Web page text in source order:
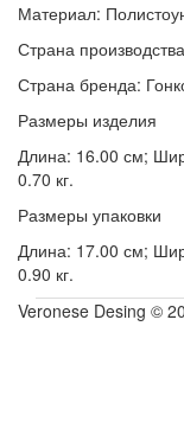
Материал:
Страна
Страна бренда:
Размеры изделия
Длина: 16.00 см;
0.70 кг.
Размеры упаковки
Длина: 17.00 см;
0.90 кг.
Veronese Desing ©